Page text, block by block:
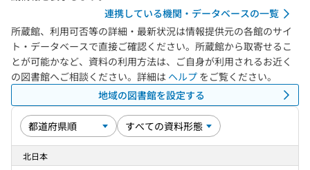
連携している機関・データベースの一覧
所蔵館、利用可否等の詳細・最新状況は情報提供元の各館のサイ
ト・データベースで直接ご確認ください。所蔵館から取寄せるこ
とが可能かなど、資料の利用方法は、ご自身が利用されるお近く
の図書館へご相談ください。詳細は ヘルプ をご覧ください。
地域の図書館を設定する
北日本